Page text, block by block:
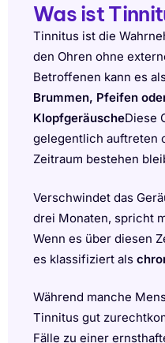
Was ist
Tinnitus ist die
den Ohren ohne
Betroffenen kann es
Brummen, Pfeifen
KlopfgeräuscheDiese
gelegentlich auftreten
Zeitraum bestehen
Verschwindet das
drei Monaten, spricht
Wenn es über diesen
es klassifiziert als
Während manche
Tinnitus gut
Fälle zu einer